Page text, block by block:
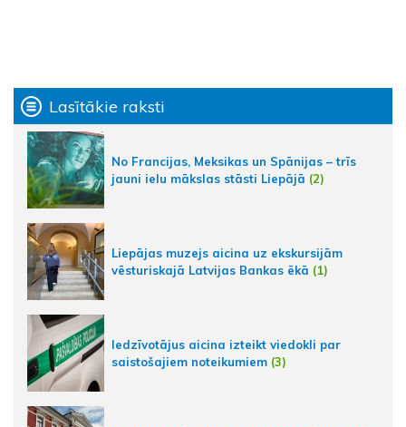
Lasītākie raksti
No Francijas, Meksikas un Spānijas – trīs
jauni ielu mākslas stāsti Liepājā (2)
Liepājas muzejs aicina uz ekskursijām
vēsturiskajā Latvijas Bankas ēkā (1)
Iedzīvotājus aicina izteikt viedokli par
saistošajiem noteikumiem (3)